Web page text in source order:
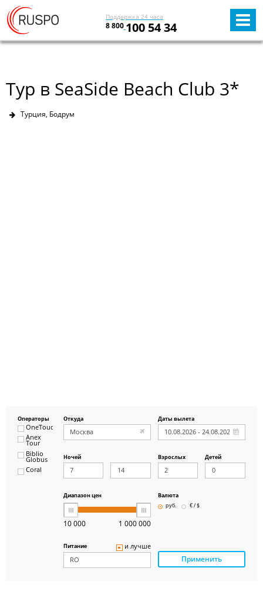
Поддержка 24 часа
8 800 100 54 34
Тур в SeaSide Beach Club 3*
Турция, Бодрум
Операторы
OneTouch&Travel
Anex
Tour
Biblio
Globus
Coral
Откуда Даты вылета
Ночей Взрослых Детей
Диапазон цен
10 000 1 000 000
Валюта
руб.
€ / $
Питание и лучше
Применить